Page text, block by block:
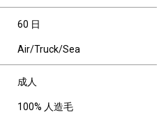
60 日
Air/Truck/Sea
成人
100% 人造毛